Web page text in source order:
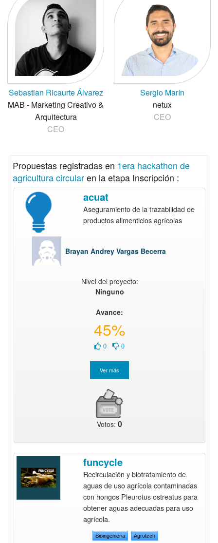
Sebastian Ricaurte Álvarez
MAB - Marketing Creativo &
Arquitectura
CEO
Sergio Marín
netux
CEO
Propuestas registradas en 1era hackathon de
agricultura circularen la etapa Inscripción :
acuat
Aseguramiento de la trazabilidad de
productos alimenticios agrícolas
Brayan Andrey Vargas Becerra
Nivel del proyecto:
Ninguno
Avance:
45%
0 0
Votos: 0
funcycle
Recirculación y biotratamiento de
aguas de uso agrícola contaminadas
con hongos Pleurotus ostreatus para
obtener aguas adecuadas para uso
agrícola.
Bioingenieria Agrotech